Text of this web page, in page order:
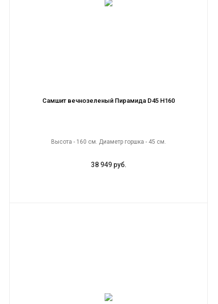
Самшит вечнозеленый Пирамида D45 H160
Высота - 160 см. Диаметр горшка - 45 см.
38 949 руб.